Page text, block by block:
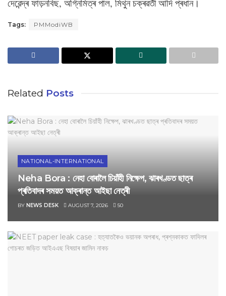
দেৱেন্দ্ৰ ফাড়নবিছ, অগ্নিমিত্ৰ পাল, মিথুন চক্ৰৱৰ্তী আদি প্ৰধান।
Tags: PMModiWB
Related Posts
NATIONAL-INTERNATIONAL
Neha Bora : নেহা বোৰালৈ চিয়াঁহী নিক্ষেপ, ঝাৰখণ্ডত ছাত্ৰ
প্ৰতিবাদৰ সময়ত আক্ৰান্ত আইছা নেত্ৰী
BY NEWS DESK AUGUST 7, 2026 50